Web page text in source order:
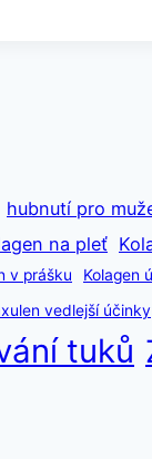
hubnutí pro
na pleť
v prášku Kolagen
vedlejší účinky
tuků